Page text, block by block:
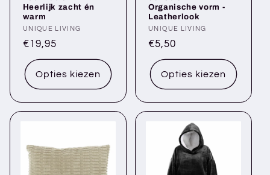
Heerlijk zacht én
warm
Verkoper:
UNIQUE LIVING
Normale
prijs
€19,95
Opties kiezen
Organische vorm -
Leatherlook
Verkoper:
UNIQUE LIVING
Normale
prijs
€5,50
Opties kiezen